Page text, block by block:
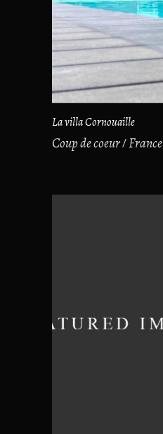
La villa Cornouaille
Coup de coeur France